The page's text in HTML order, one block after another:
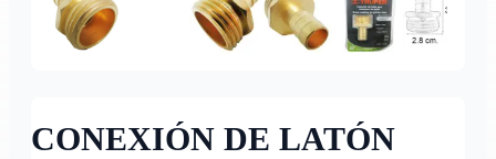
CONEXIÓN DE LATÓN